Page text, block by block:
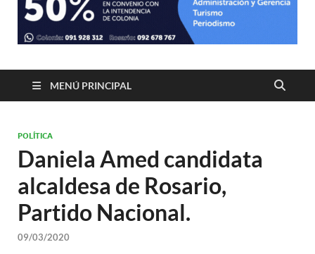
MENÚ PRINCIPAL
POLÍTICA
Daniela Amed candidata
alcaldesa de Rosario,
Partido Nacional.
09/03/2020